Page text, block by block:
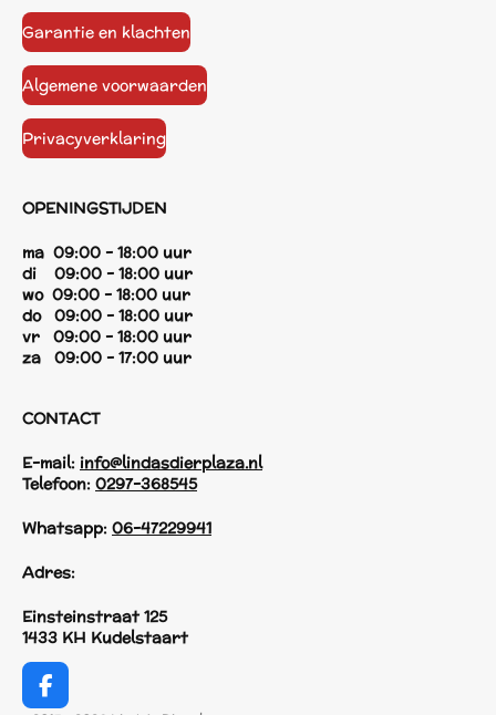
Garantie en klachten
Algemene voorwaarden
Privacyverklaring
OPENINGSTIJDEN
ma 09:00 - 18:00 uur
di 09:00 - 18:00 uur
wo 09:00 - 18:00 uur
do 09:00 - 18:00 uur
vr 09:00 - 18:00 uur
za 09:00 - 17:00 uur
CONTACT
E-mail: info@lindasdierplaza.nl
Telefoon: 0297-368545
Whatsapp: 06-47229941
Adres:
Einsteinstraat 125
1433 KH Kudelstaart
F